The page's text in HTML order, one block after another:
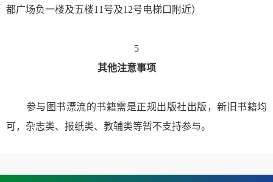
都广场负一楼及五楼11号及12号电梯口附近）
5
其他注意事项
参与图书漂流的书籍需是正规出版社出版，新旧书籍均
可，杂志类、报纸类、教辅类等暂不支持参与。